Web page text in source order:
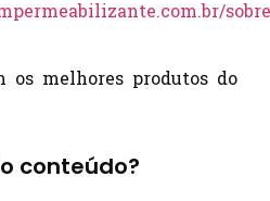
os melhores produtos do
conteúdo?